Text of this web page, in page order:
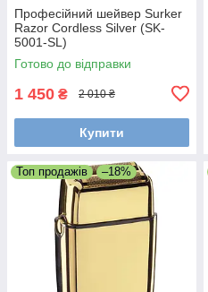
Професійний шейвер Surker
Razor Cordless Silver (SK-
5001-SL)
Готово до відправки
1 450 ₴ 2 010 ₴
Купити
Топ продажів –18%